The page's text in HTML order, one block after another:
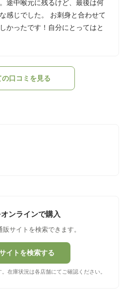
途中喉元に残るけど、最後は何
感じでした。 お刺身と合わせて
かったです！自分にとってはと
の口コミを見る
ンラインで購入
サイトを検索できます。
イトを検索する
在庫状況は各店舗にてご確認ください。